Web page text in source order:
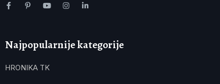
Najpopularnije kategorije
HRONIKA TK